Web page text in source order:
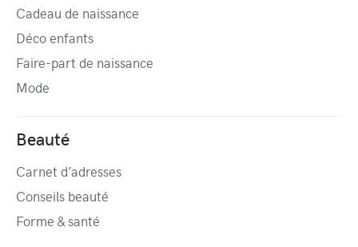
Cadeau de naissance
Déco enfants
Faire-part de naissance
Mode
Beauté
Carnet d’adresses
Conseils beauté
Forme & santé